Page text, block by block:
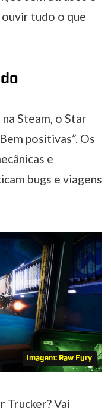
tudo o que
Steam, o Star
positivas”. Os
e
bugs e viagens
Imagem: Raw Fury
Trucker? Vai